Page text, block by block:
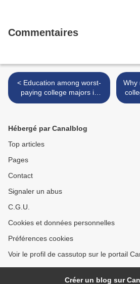
Commentaires
< Education among worst-
paying college majors in
Utah
Why
Hébergé par Canalblog
Top articles
Pages
Contact
Signaler un abus
C.G.U.
Cookies et données personnelles
Préférences cookies
Voir le profil de cassutop sur le portail
Créer un blog sur